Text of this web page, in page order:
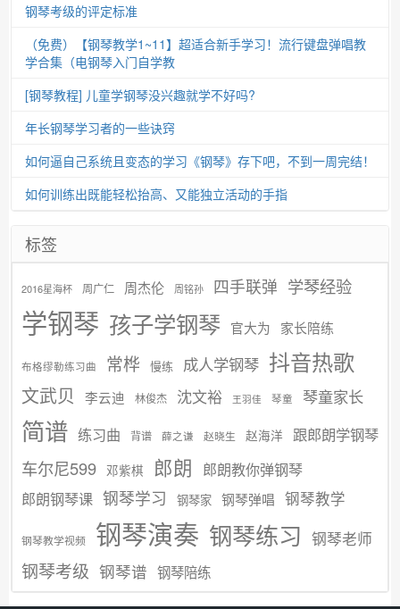
钢琴考级的评定标准
（免费）【钢琴教学1~11】超适合新手学习！流行键盘弹唱教
学合集（电钢琴入门自学教
[钢琴教程] 儿童学钢琴没兴趣就学不好吗?
年长钢琴学习者的一些诀窍
如何逼自己系统且变态的学习《钢琴》存下吧，不到一周完结！
如何训练出既能轻松抬高、又能独立活动的手指
标签
2016星海杯 周广仁 周杰伦 周铭孙 四手联弹 学琴经验
学钢琴 孩子学钢琴 官大为 家长陪练
布格缪勒练习曲 常桦 慢练 成人学钢琴 抖音热歌
文武贝 李云迪 林俊杰 沈文裕 王羽佳 琴童 琴童家长
简谱 练习曲 背谱 薛之谦 赵晓生 赵海洋 跟郎朗学钢琴
车尔尼599 邓紫棋 郎朗 郎朗教你弹钢琴
郎朗钢琴课 钢琴学习 钢琴家 钢琴弹唱 钢琴教学
钢琴教学视频 钢琴演奏 钢琴练习 钢琴老师
钢琴考级 钢琴谱 钢琴陪练